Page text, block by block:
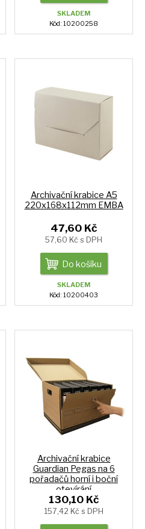
SKLADEM
Kód: 10200258
Archivační krabice A5
220x168x112mm EMBA
47,60 Kč
57,60 Kč s DPH
Do košíku
SKLADEM
Kód: 10200403
Archivační krabice
Guardian Pegas na 6
pořadačů horní i boční
otevírání
130,10 Kč
157,42 Kč s DPH